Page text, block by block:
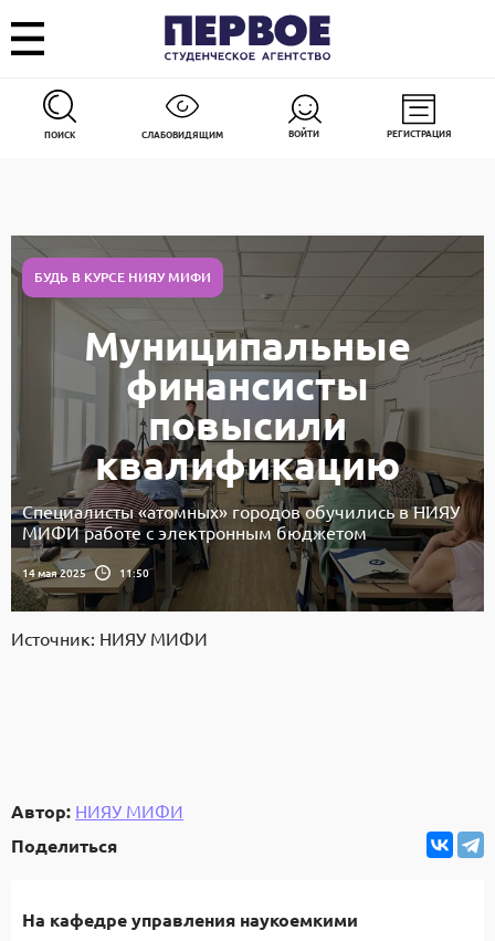
ПОИСК СЛАБОВИДЯЩИМ ВОЙТИ РЕГИСТРАЦИЯ
БУДЬ В КУРСЕ НИЯУ МИФИ
Муниципальные
финансисты
повысили
квалификацию
Специалисты «атомных» городов обучились в НИЯУ
МИФИ работе с электронным бюджетом
14 мая 2025 11:50
Источник: НИЯУ МИФИ
Автор: НИЯУ МИФИ
Поделиться
На кафедре управления наукоемкими